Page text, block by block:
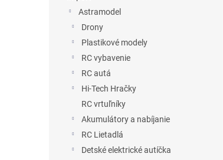
Astramodel
Drony
Plastikové modely
RC vybavenie
RC autá
Hi-Tech Hračky
RC vrtuľníky
Akumulátory a nabíjanie
RC Lietadlá
Detské elektrické autíčka